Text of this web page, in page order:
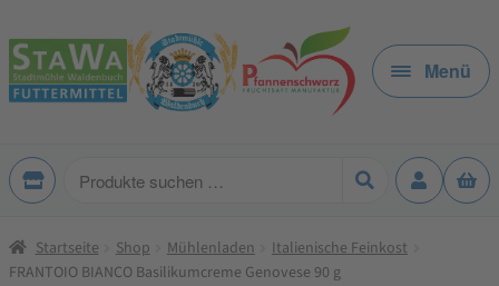
Zur
Navigation
springen
Zum
Inhalt
springen
Menü
Produkte
Startseite Shop Mühlenladen
Italienische Feinkost
FRANTOIO BIANCO Basilikumcreme Genovese 90 g